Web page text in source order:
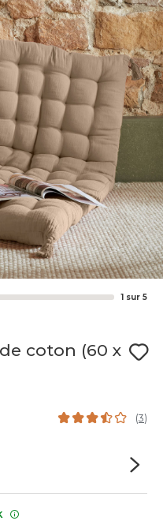
1 sur 5
coton (60 x
(3)